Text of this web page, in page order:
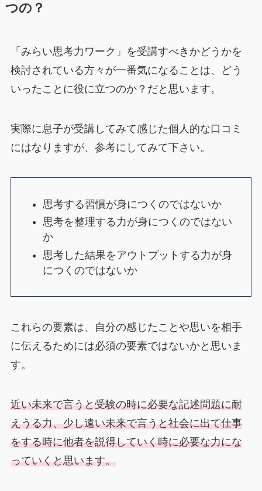
つの？
「みらい思考力ワーク」を受講すべきかどうかを
検討されている方々が一番気になることは、どう
いったことに役に立つのか？だと思います。
実際に息子が受講してみて感じた個人的な口コミ
にはなりますが、参考にしてみて下さい。
思考する習慣が身につくのではないか
思考を整理する力が身につくのではない
か
思考した結果をアウトプットする力が身
につくのではないか
これらの要素は、自分の感じたことや思いを相手
に伝えるためには必須の要素ではないかと思いま
す。
近い未来で言うと受験の時に必要な記述問題に耐
えうる力、少し遠い未来で言うと社会に出て仕事
をする時に他者を説得していく時に必要な力にな
っていくと思います。